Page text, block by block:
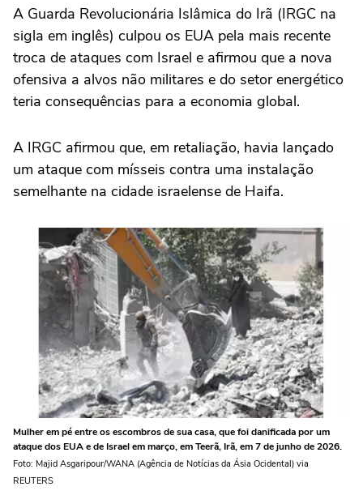
A Guarda Revolucionária Islâmica do Irã (IRGC na
sigla em inglês) culpou os EUA pela mais recente
troca de ataques com Israel e afirmou que a nova
ofensiva a alvos não militares e do setor energético
teria consequências para a economia global.
A IRGC afirmou que, em retaliação, havia lançado
um ataque com mísseis contra uma instalação
semelhante na cidade israelense ⁠de Haifa.
Mulher em pé entre os escombros de sua casa, que foi danificada por um
ataque dos EUA e de Israel em março, em Teerã, Irã, em 7 de junho de 2026.
Foto: Majid Asgaripour/WANA (Agência de Notícias da Ásia Ocidental) via
REUTERS